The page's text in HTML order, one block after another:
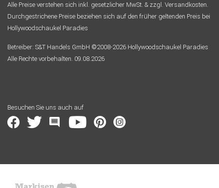
Alle Preise verstehen sich inkl. gesetzlicher MwSt. & zzgl. Versandkosten.
Durchgestrichene Preise beziehen sich auf den früher geltenden Preis bei
Hollywoodschaukel Paradies
Betreiber: S&T Handels GmbH ©2008-2026 Hollywoodschaukel Paradies
Alle Rechte vorbehalten. 09.08.2026
Besuchen Sie uns auch auf